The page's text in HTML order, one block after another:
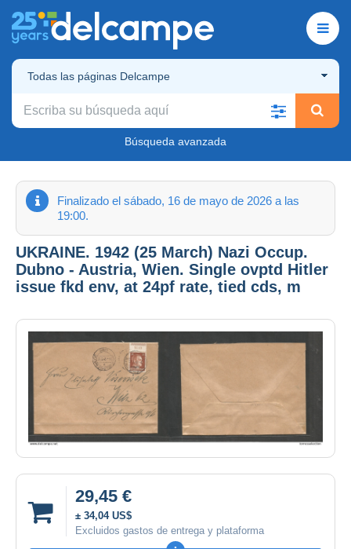
Todas las páginas Delcampe
Búsqueda avanzada
Finalizado el sábado, 16 de mayo de 2026 a las
19:00.
UKRAINE. 1942 (25 March) Nazi Occup.
Dubno - Austria, Wien. Single ovptd Hitler
issue fkd env, at 24pf rate, tied cds, m
29,45 €
± 34,04 US$
Excluidos gastos de entrega y plataforma